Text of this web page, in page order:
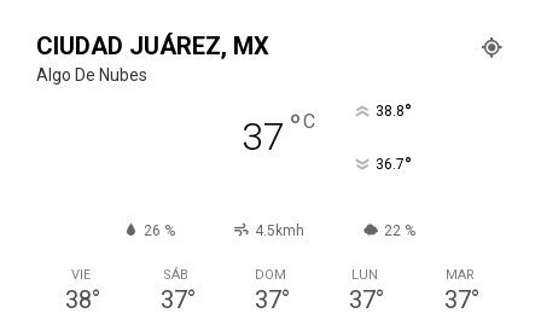
CIUDAD JUÁREZ, MX
Algo De Nubes
37 °C 38.8°
36.7°
26 % 4.5kmh 22 %
VIE
38°
SÁB
37°
DOM
37°
LUN
37°
MAR
37°